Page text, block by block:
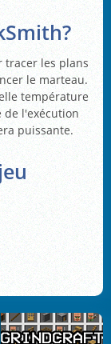
tracer les plans
le marteau.
température
de l'exécution
puissante.